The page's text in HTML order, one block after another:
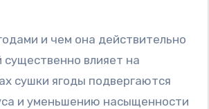
и чем она действительно
существенно влияет на
сушки ягоды подвергаются
и уменьшению насыщенности